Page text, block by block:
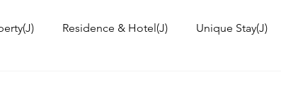
Residence & Hotel(J) Unique Stay(J)